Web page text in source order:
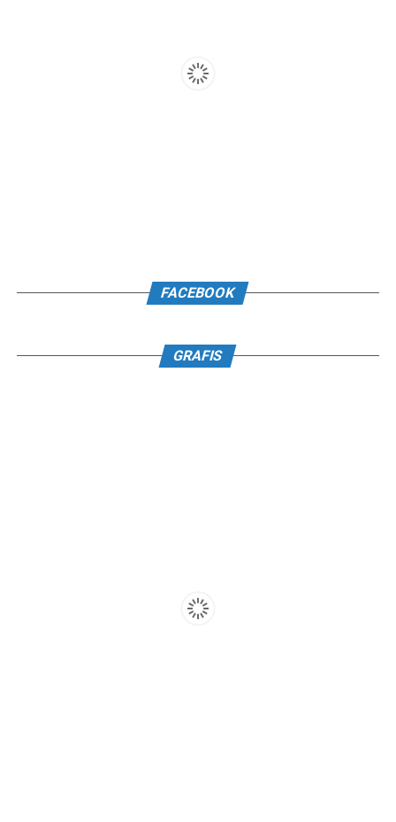
FACEBOOK
GRAFIS